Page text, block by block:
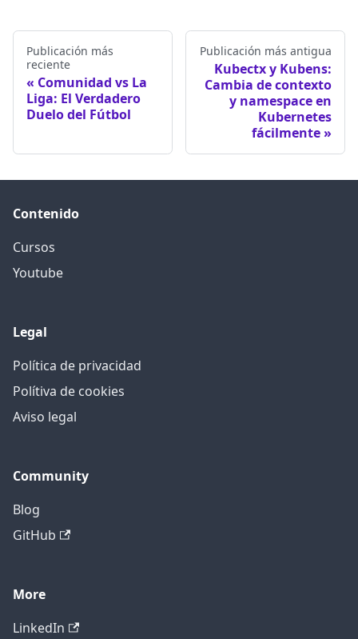
Publicación más
reciente
Comunidad vs La
Liga: El Verdadero
Duelo del Fútbol
Publicación más antigua
Kubectx y Kubens:
Cambia de contexto
y namespace en
Kubernetes
fácilmente
Contenido
Cursos
Youtube
Legal
Política de privacidad
Polítiva de cookies
Aviso legal
Community
Blog
GitHub
More
LinkedIn